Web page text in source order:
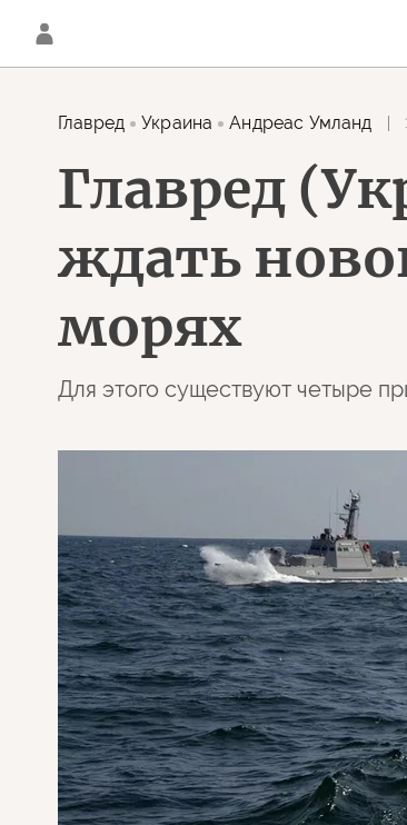
Главред Украина Андреас Умланд
Главред
ждать
морях
Для этого существуют четыре